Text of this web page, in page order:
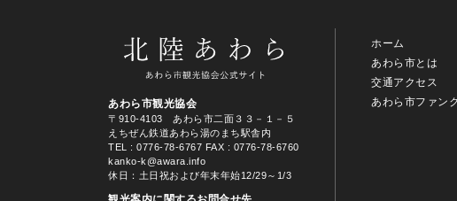
あわら市観光協会
〒910-4103 あわら市二面３３－１－５
えちぜん鉄道あわら湯のまち駅舎内
TEL
: 0776-78-6767 FAX : 0776-78-6760
kanko-k@awara.info
休日：土日祝および年末年始12/29～1/3
ホーム
あわら市とは
交通アクセス
あわら市ファン